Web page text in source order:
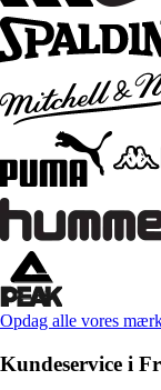
Opdag alle vores
Kundeservice i